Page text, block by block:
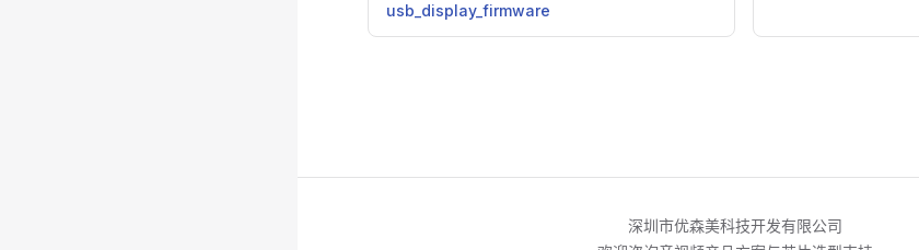
usb_display_firmware
深圳市优森美科技开发有限公司